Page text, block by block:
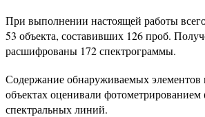
При выполнении настоящей работы
53 объекта, составивших 126 проб.
расшифрованы 172 спектрограммы.
Содержание обнаруживаемых элементов
объектах оценивали фотометрированием
спектральных линий.